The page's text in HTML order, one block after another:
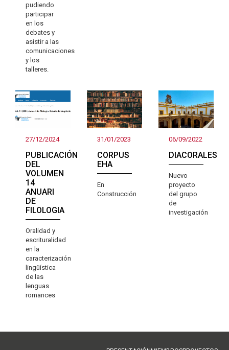
pudiendo
participar
en los
debates y
asistir a las
comunicaciones
y los
talleres.
27/12/2024
PUBLICACIÓN
DEL
VOLUMEN
14
ANUARI
DE
FILOLOGIA
Oralidad y
escrituralidad
en la
caracterización
lingüística
de las
lenguas
romances
31/01/2023
CORPUS
EHA
En
Construcción
06/09/2022
DIACORALES
Nuevo
proyecto
del grupo
de
investigación